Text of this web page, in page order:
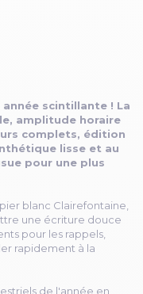
scintillante ! La
amplitude horaire
complets, édition
lisse et au
pour une plus
blanc Clairefontaine,
une écriture douce
pour les rappels,
rapidement à la
de l'année en